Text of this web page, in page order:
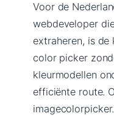
Voor de
webdeveloper
extraheren, is de
color picker
kleurmodellen
efficiënte route.